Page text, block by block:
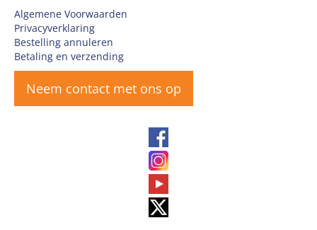
Algemene Voorwaarden
Privacyverklaring
Bestelling annuleren
Betaling en verzending
Neem contact met ons op